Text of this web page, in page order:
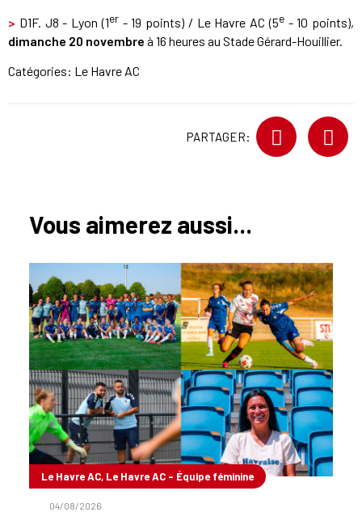
> D1F. J8 - Lyon (1er- 19 points) / Le Havre AC (5e- 10 points),
dimanche 20 novembre à 16 heures au Stade Gérard-Houillier.
Catégories: Le Havre AC
PARTAGER:
Vous aimerez aussi...
Le Havre AC, Le Havre AC - Équipe féminine
04/08/2026